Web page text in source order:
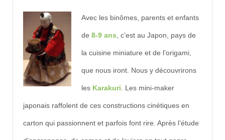
Avec les binômes, parents et enfants
de 8-9 ans , c’est au Japon, pays de
la cuisine miniature et de l’origami,
que nous iront. Nous y découvrirons
les Karakuri . Les mini-maker
japonais raffolent de ces constructions cinétiques en
carton qui passionnent et parfois font rire. Après l’étude